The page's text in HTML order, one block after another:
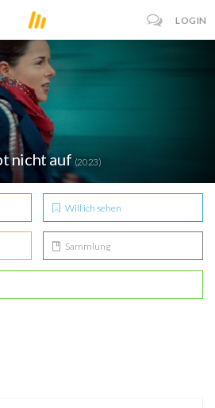
LOGIN
nicht auf (2023)
Will ich sehen
Sammlung